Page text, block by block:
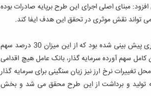
مبنای اصلی اجرای این طرح برپایه صادرات بوده
تواند نقش موثری در تحقق این هدف ایفا کند.
وطن دوست تصریح کرد: برای اجرای این طرح بالغ بر 1000 میلیارد ریال سرمایه گذاری پیش بینی شده بود که از این میزان 30 درصد سهم
شدن کامل سهم آورده سرمایه گذار، بانک عامل هیچ اقدامی
تغییرات نرخ ارز نیز زیان سنگینی برای سرمایه گذار
تولید و برداشت از این طرح محقق می شد و بخش